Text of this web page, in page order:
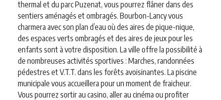
thermal et du parc Puzenat, vous pourrez flâner dans des
sentiers aménagés et ombragés. Bourbon-Lancy vous
charmera avec son plan d’eau où des aires de pique-nique,
des espaces verts ombragés et des aires de jeux pour les
enfants sont à votre disposition. La ville offre la possibilité à
de nombreuses activités sportives : Marches, randonnées
pédestres et V.T.T. dans les forêts avoisinantes. La piscine
municipale vous accueillera pour un moment de fraicheur.
Vous pourrez sortir au casino, aller au cinéma ou profiter